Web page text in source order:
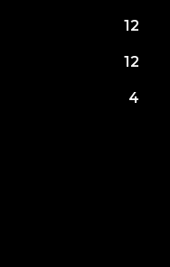
12
12
4